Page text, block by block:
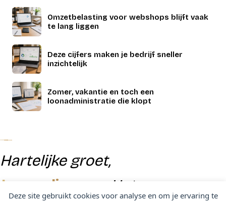
Deze site gebruikt cookies voor analyse en om je ervaring te
Omzetbelasting voor webshops blijft vaak
te lang liggen
Deze cijfers maken je bedrijf sneller
inzichtelijk
Zomer, vakantie en toch een
loonadministratie die klopt
Hartelijke groet,
Jacqueline
van Het